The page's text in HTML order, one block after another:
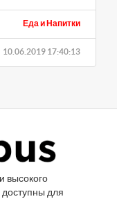
Еда и Напитки
10.06.2019 17:40:13
высокого
для